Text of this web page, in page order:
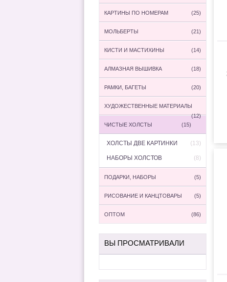
КАРТИНЫ ПО НОМЕРАМ (25)
МОЛЬБЕРТЫ (21)
КИСТИ И МАСТИХИНЫ (14)
АЛМАЗНАЯ ВЫШИВКА (18)
РАМКИ, БАГЕТЫ (20)
ХУДОЖЕСТВЕННЫЕ МАТЕРИАЛЫ
(12)
ЧИСТЫЕ ХОЛСТЫ
(15)
ХОЛСТЫ ДВЕ КАРТИНКИ (13)
НАБОРЫ ХОЛСТОВ (8)
ПОДАРКИ, НАБОРЫ (5)
РИСОВАНИЕ И КАНЦТОВАРЫ (5)
ОПТОМ (86)
ВЫ ПРОСМАТРИВАЛИ